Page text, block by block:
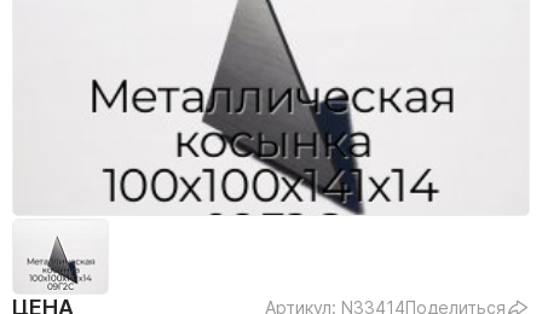
ЦЕНА Артикул: N33414Поделиться